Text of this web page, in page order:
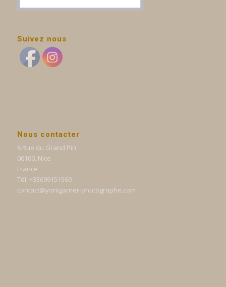
Suivez nous
Nous contacter
6 Rue du Grand Pin
06100, Nice
France
Tél. +33699151560
contact@yonigarner-photographe.com